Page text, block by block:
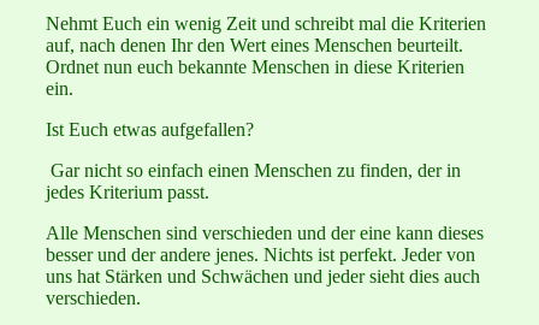
Nehmt Euch ein wenig Zeit und schreibt mal die Kriterien
auf, nach denen Ihr den Wert eines Menschen beurteilt.
Ordnet nun euch bekannte Menschen in diese Kriterien
ein.
Ist Euch etwas aufgefallen?
Gar nicht so einfach einen Menschen zu finden, der in
jedes Kriterium passt.
Alle Menschen sind verschieden und der eine kann dieses
besser und der andere jenes. Nichts ist perfekt. Jeder von
uns hat Stärken und Schwächen und jeder sieht dies auch
verschieden.